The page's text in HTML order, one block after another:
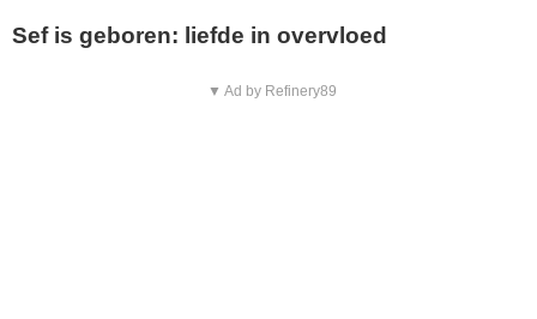
Sef is geboren: liefde in overvloed
▼ Ad by Refinery89